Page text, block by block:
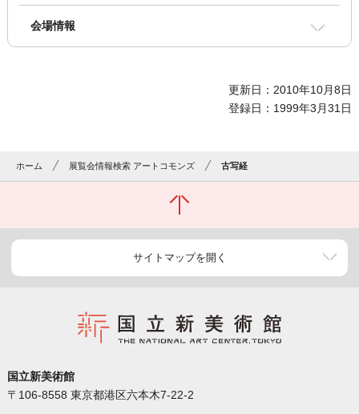
会場情報
更新日：2010年10月8日
登録日：1999年3月31日
ホーム 展覧会情報検索 アートコモンズ 古写経
サイトマップを開く
国立新美術館
〒106-8558 東京都港区六本木7-22-2